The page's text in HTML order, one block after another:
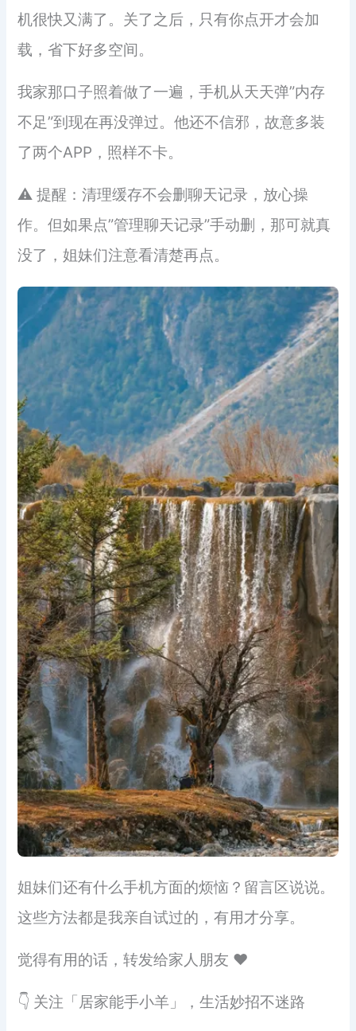
机很快又满了。关了之后，只有你点开才会加
载，省下好多空间。
我家那口子照着做了一遍，手机从天天弹”内存
不足”到现在再没弹过。他还不信邪，故意多装
了两个APP，照样不卡。
⚠️ 提醒：清理缓存不会删聊天记录，放心操
作。但如果点”管理聊天记录”手动删，那可就真
没了，姐妹们注意看清楚再点。
姐妹们还有什么手机方面的烦恼？留言区说说。
这些方法都是我亲自试过的，有用才分享。
觉得有用的话，转发给家人朋友 ❤️
👇 关注「居家能手小羊」，生活妙招不迷路